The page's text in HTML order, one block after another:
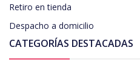
Retiro en tienda
Despacho a domicilio
CATEGORÍAS DESTACADAS